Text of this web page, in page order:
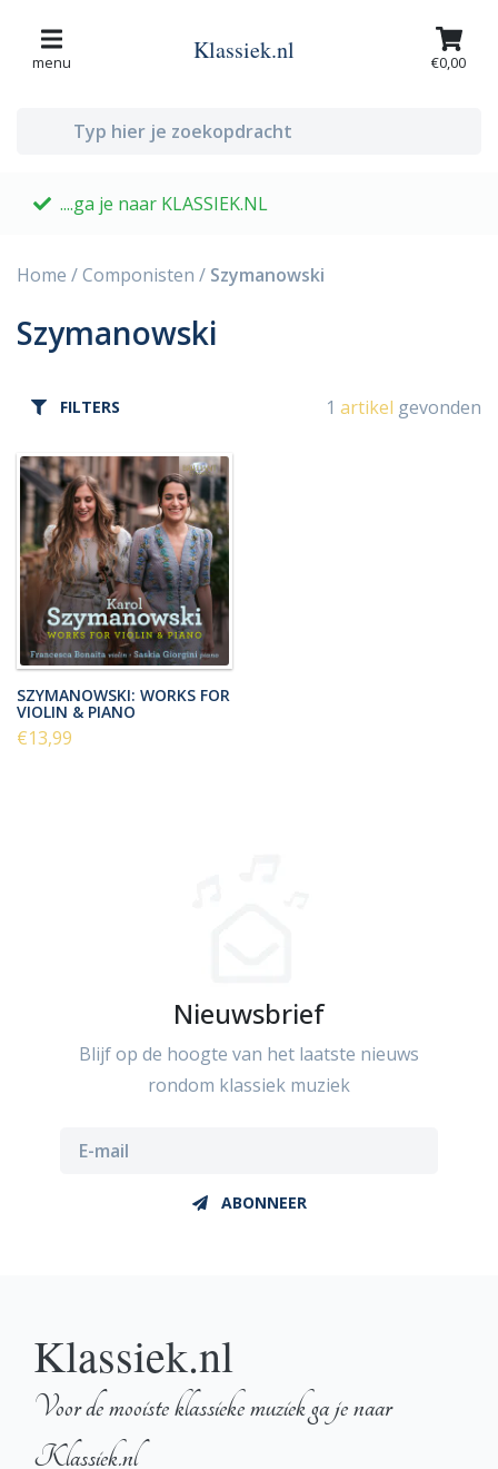
menu Klassiek.nl €0,00
....ga je naar KLASSIEK.NL
Home /Componisten / Szymanowski
Szymanowski
FILTERS 1 artikel gevonden
SZYMANOWSKI: WORKS FOR
VIOLIN & PIANO
€13,99
Nieuwsbrief
Blijf op de hoogte van het laatste nieuws
rondom klassiek muziek
ABONNEER
Klassiek.nl
Voor de mooiste klassieke muziek ga je naar
Klassiek.nl